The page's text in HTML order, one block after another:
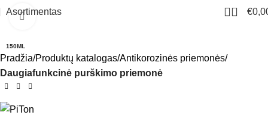
Asortimentas 0 €
150ML
Click to enlarge
Pradžia Produktų katalogas Antikorozinės priemonės
Daugiafunkcinė purškimo priemonė